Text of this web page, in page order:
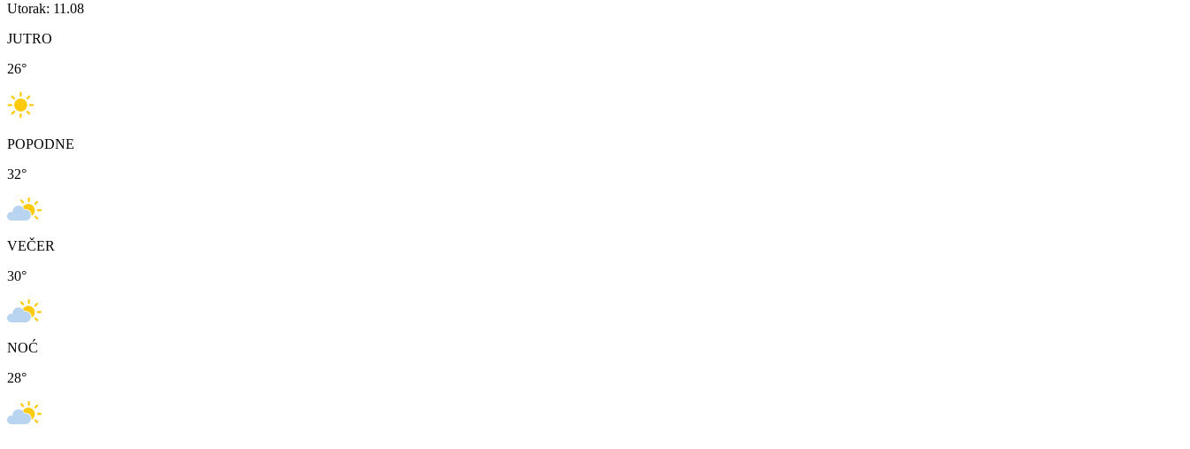
Utorak: 11.08
JUTRO
26°
POPODNE
32°
VEČER
30°
NOĆ
28°